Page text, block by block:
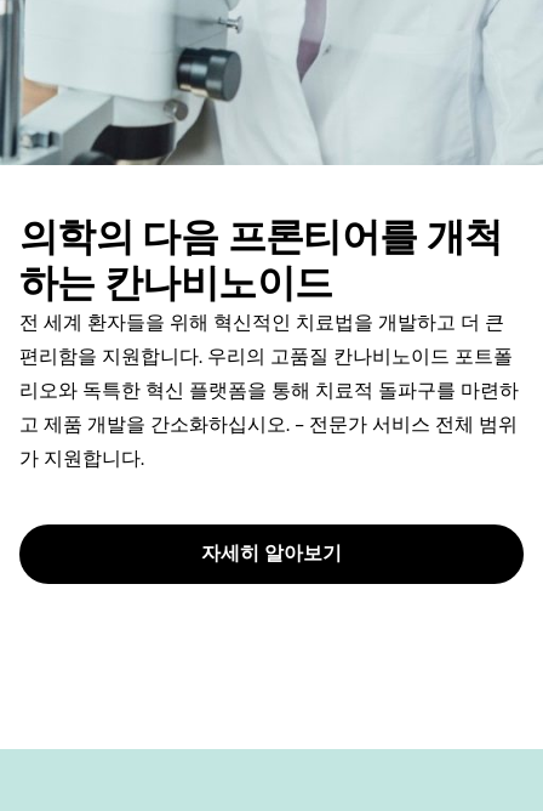
의학의 다음 프론티어를 개척
하는 칸나비노이드
전 세계 환자들을 위해 혁신적인 치료법을 개발하고 더 큰
편리함을 지원합니다. 우리의 고품질 칸나비노이드 포트폴
리오와 독특한 혁신 플랫폼을 통해 치료적 돌파구를 마련하
고 제품 개발을 간소화하십시오. - 전문가 서비스 전체 범위
가 지원합니다.
자세히 알아보기